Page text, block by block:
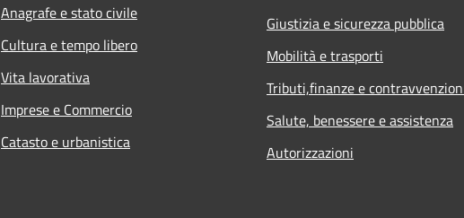
Anagrafe e stato civile
Cultura e tempo libero
Vita lavorativa
Imprese e Commercio
Catasto e urbanistica
Giustizia e sicurezza pubblica
Mobilità e trasporti
Tributi,finanze e
Salute, benessere e assistenza
Autorizzazioni